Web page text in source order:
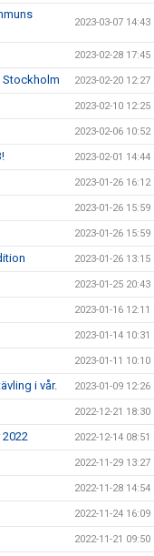
2023-03-07 14:43
2023-02-28 17:45
Stockholm 2023-02-20 12:27
2023-02-10 12:25
2023-02-06 10:52
2023-02-01 14:44
2023-01-26 16:12
2023-01-26 15:59
2023-01-26 15:59
2023-01-26 13:15
2023-01-25 20:43
2023-01-16 12:11
2023-01-14 10:31
2023-01-11 10:10
i vår. 2023-01-09 12:26
2022-12-21 18:30
2022-12-14 08:51
2022-11-29 13:27
2022-11-28 14:54
2022-11-24 16:09
2022-11-21 09:50